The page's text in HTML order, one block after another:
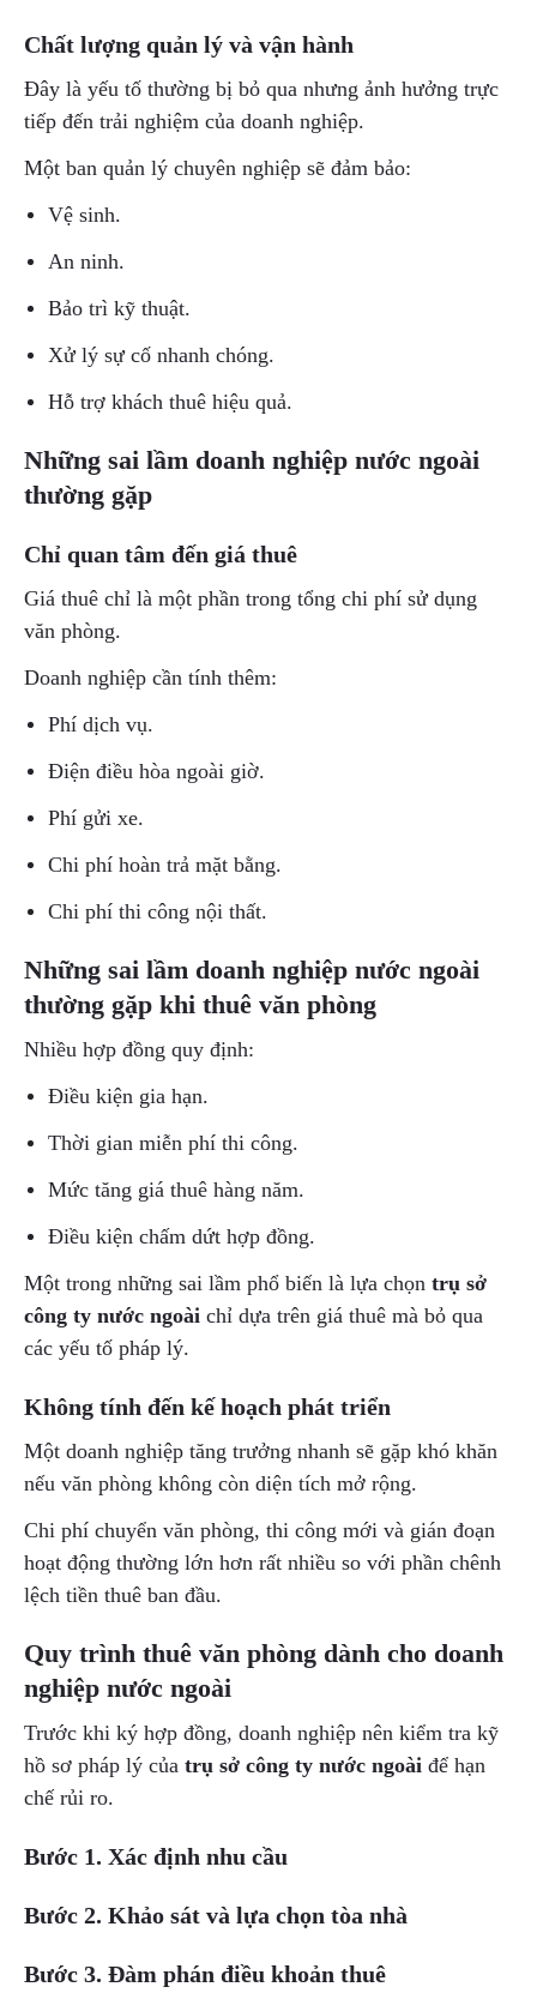
Chất lượng quản lý và vận hành
Đây là yếu tố thường bị bỏ qua nhưng ảnh hưởng trực
tiếp đến trải nghiệm của doanh nghiệp.
Một ban quản lý chuyên nghiệp sẽ đảm bảo:
Vệ sinh.
An ninh.
Bảo trì kỹ thuật.
Xử lý sự cố nhanh chóng.
Hỗ trợ khách thuê hiệu quả.
Những sai lầm doanh nghiệp nước ngoài
thường gặp
Chỉ quan tâm đến giá thuê
Giá thuê chỉ là một phần trong tổng chi phí sử dụng
văn phòng.
Doanh nghiệp cần tính thêm:
Phí dịch vụ.
Điện điều hòa ngoài giờ.
Phí gửi xe.
Chi phí hoàn trả mặt bằng.
Chi phí thi công nội thất.
Những sai lầm doanh nghiệp nước ngoài
thường gặp khi thuê văn phòng
Nhiều hợp đồng quy định:
Điều kiện gia hạn.
Thời gian miễn phí thi công.
Mức tăng giá thuê hàng năm.
Điều kiện chấm dứt hợp đồng.
Một trong những sai lầm phổ biến là lựa chọn trụ sở
công ty nước ngoài chỉ dựa trên giá thuê mà bỏ qua
các yếu tố pháp lý.
Không tính đến kế hoạch phát triển
Một doanh nghiệp tăng trưởng nhanh sẽ gặp khó khăn
nếu văn phòng không còn diện tích mở rộng.
Chi phí chuyển văn phòng, thi công mới và gián đoạn
hoạt động thường lớn hơn rất nhiều so với phần chênh
lệch tiền thuê ban đầu.
Quy trình thuê văn phòng dành cho doanh
nghiệp nước ngoài
Trước khi ký hợp đồng, doanh nghiệp nên kiểm tra kỹ
hồ sơ pháp lý của trụ sở công ty nước ngoài để hạn
chế rủi ro.
Bước 1. Xác định nhu cầu
Bước 2. Khảo sát và lựa chọn tòa nhà
Bước 3. Đàm phán điều khoản thuê